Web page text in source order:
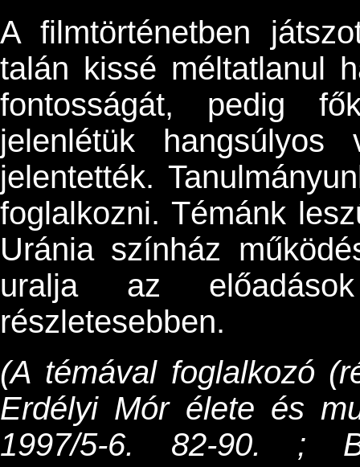
A filmtörténetben
talán kissé méltatlanul
fontosságát, pedig
jelenlétük
jelentették.
foglalkozni. Témánk
Uránia színház
uralja az
részletesebben.
(A témával foglalkozó
Erdélyi Mór élete és
1997/5-6. 82-90. ;